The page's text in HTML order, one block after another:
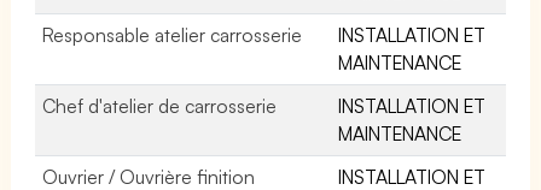
Responsable atelier carrosserie
INSTALLATION ET
MAINTENANCE
Chef d'atelier de carrosserie
INSTALLATION ET
MAINTENANCE
Ouvrier / Ouvrière finition
INSTALLATION ET